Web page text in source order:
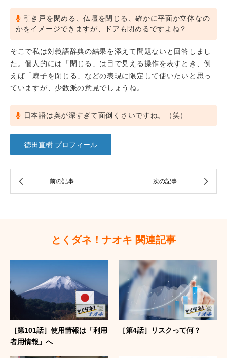
引き戸を閉める、仏壇を閉じる、確かに平面か立体なの
かをイメージできますが、ドアも閉めるですよね？
そこで私は対義語辞典の結果を添えて問題ないと回答しまし
た。個人的には「閉じる」は目で見える操作を表すとき、例
えば「扇子を閉じる」などの表現に限定して使いたいと思っ
ていますが、少数派の意見でしょうね。
日本語は奥が深すぎて面倒くさいですね。（笑）
徳田直樹 プロフィール
とくダネ！ナオキ 関連記事
［第101話］使用情報は「利用
者用情報」へ
［第4話］リスクって何？